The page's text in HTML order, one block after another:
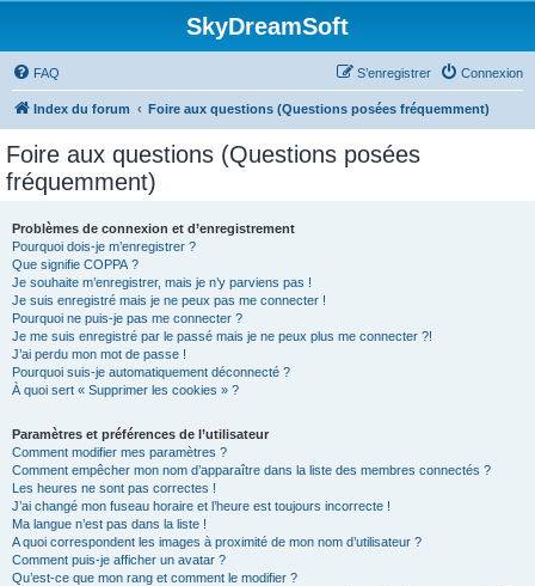
SkyDreamSoft
FAQ Connexion
S’enregistrer
Index du forum Foire aux questions (Questions posées fréquemment)
Foire aux questions (Questions posées
fréquemment)
Problèmes de connexion et d’enregistrement
Pourquoi dois-je m’enregistrer ?
Que signifie COPPA ?
Je souhaite m’enregistrer, mais je n’y parviens pas !
Je suis enregistré mais je ne peux pas me connecter !
Pourquoi ne puis-je pas me connecter ?
Je me suis enregistré par le passé mais je ne peux plus me connecter ?!
J’ai perdu mon mot de passe !
Pourquoi suis-je automatiquement déconnecté ?
À quoi sert « Supprimer les cookies » ?
Paramètres et préférences de l’utilisateur
Comment modifier mes paramètres ?
Comment empêcher mon nom d’apparaître dans la liste des membres connectés ?
Les heures ne sont pas correctes !
J’ai changé mon fuseau horaire et l’heure est toujours incorrecte !
Ma langue n’est pas dans la liste !
A quoi correspondent les images à proximité de mon nom d’utilisateur ?
Comment puis-je afficher un avatar ?
Qu’est-ce que mon rang et comment le modifier ?